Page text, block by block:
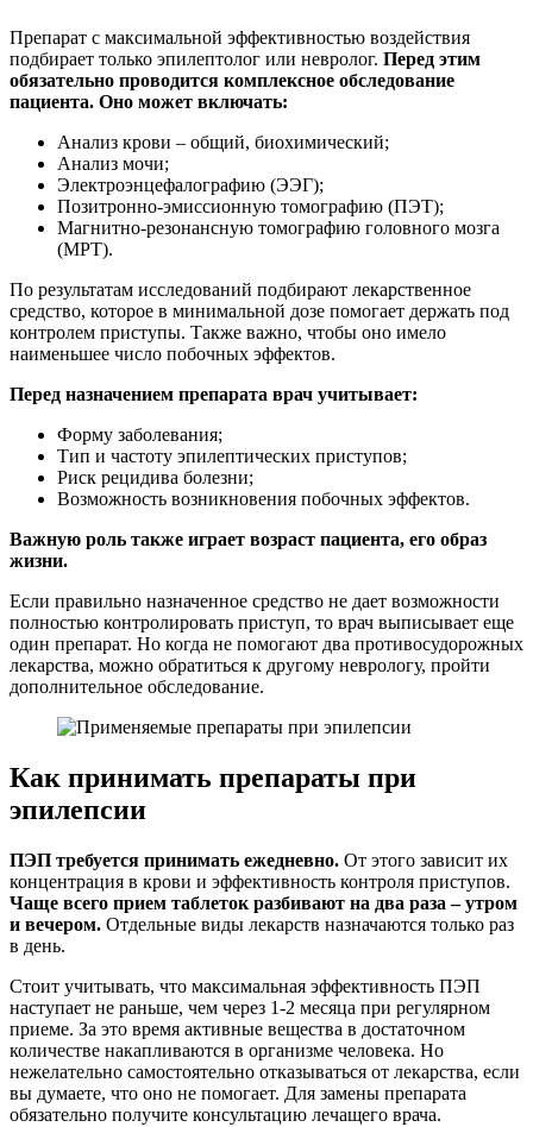
Препарат с максимальной эффективностью воздействия
подбирает только эпилептолог или невролог. Перед этим
обязательно проводится комплексное обследование
пациента. Оно может включать:
Анализ крови – общий, биохимический;
Анализ мочи;
Электроэнцефалографию (ЭЭГ);
Позитронно-эмиссионную томографию (ПЭТ);
Магнитно-резонансную томографию головного мозга
(МРТ).
По результатам исследований подбирают лекарственное
средство, которое в минимальной дозе помогает держать под
контролем приступы. Также важно, чтобы оно имело
наименьшее число побочных эффектов.
Перед назначением препарата врач учитывает:
Форму заболевания;
Тип и частоту эпилептических приступов;
Риск рецидива болезни;
Возможность возникновения побочных эффектов.
Важную роль также играет возраст пациента, его образ
жизни.
Если правильно назначенное средство не дает возможности
полностью контролировать приступ, то врач выписывает еще
один препарат. Но когда не помогают два противосудорожных
лекарства, можно обратиться к другому неврологу, пройти
дополнительное обследование.
Как принимать препараты при
эпилепсии
ПЭП требуется принимать ежедневно. От этого зависит их
концентрация в крови и эффективность контроля приступов.
Чаще всего прием таблеток разбивают на два раза – утром
и вечером. Отдельные виды лекарств назначаются только раз
в день.
Стоит учитывать, что максимальная эффективность ПЭП
наступает не раньше, чем через 1-2 месяца при регулярном
приеме. За это время активные вещества в достаточном
количестве накапливаются в организме человека. Но
нежелательно самостоятельно отказываться от лекарства, если
вы думаете, что оно не помогает. Для замены препарата
обязательно получите консультацию лечащего врача.